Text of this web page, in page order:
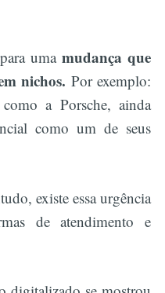
umamudança que
nichos. Por exemplo:
a Porsche, ainda
como um de seus
existe essa urgência
de atendimento e